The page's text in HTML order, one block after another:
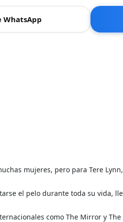
WhatsApp
mujeres, pero para Tere
el pelo durante toda su vida,
como The Mirror y